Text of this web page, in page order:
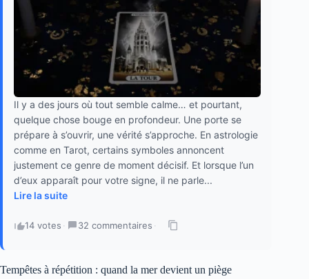
Il y a des jours où tout semble calme… et pourtant,
quelque chose bouge en profondeur. Une porte se
prépare à s’ouvrir, une vérité s’approche. En astrologie
comme en Tarot, certains symboles annoncent
justement ce genre de moment décisif. Et lorsque l’un
d’eux apparaît pour votre signe, il ne parle...
Lire la suite
14 votes · 32 commentaires ·
Tempêtes à répétition : quand la mer devient un piège